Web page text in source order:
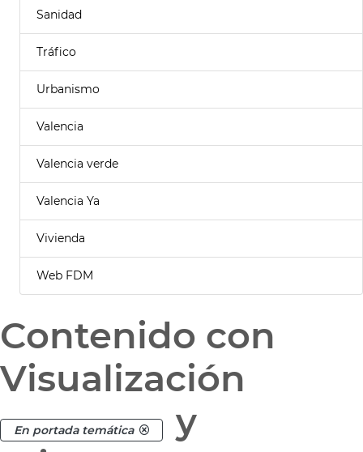
Sanidad
Tráfico
Urbanismo
Valencia
Valencia verde
Valencia Ya
Vivienda
Web FDM
Contenido con
Visualización
En portada temática
y